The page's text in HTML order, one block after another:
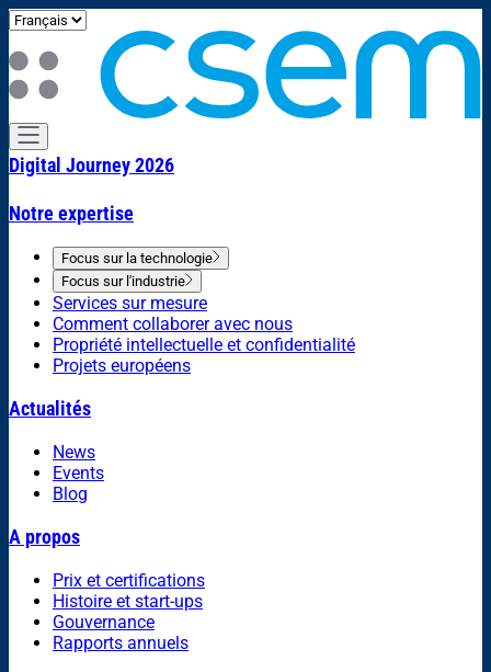
Digital Journey 2026
Notre expertise
Focus sur la technologie
Focus sur l'industrie
Services sur mesure
Comment collaborer avec nous
Propriété intellectuelle et confidentialité
Projets européens
Actualités
News
Events
Blog
A propos
Prix et certifications
Histoire et start-ups
Gouvernance
Rapports annuels